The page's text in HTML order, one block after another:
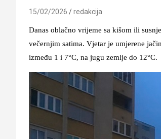
15/02/2026 redakcija
Danas oblačno vrijeme sa kišom ili
večernjim satima. Vjetar je umjerene
između 1 i 7°C, na jugu zemlje do 12°C.